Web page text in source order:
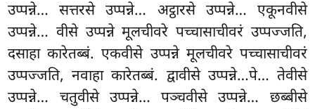
उप्पन्ने… सत्तरसे उप्पन्ने… अट्ठारसे उप्पन्ने… एकूनवीसे
उप्पन्ने… वीसे उप्पन्ने मूलचीवरे पच्चासाचीवरं उप्पज्जति,
दसाहा कारेतब्बं. एकवीसे उप्पन्ने मूलचीवरे पच्चासाचीवरं
उप्पज्जति, नवाहा कारेतब्बं. द्वावीसे उप्पन्ने…पे… तेवीसे
उप्पन्ने… चतुवीसे उप्पन्ने… पञ्चवीसे उप्पन्ने… छब्बीसे